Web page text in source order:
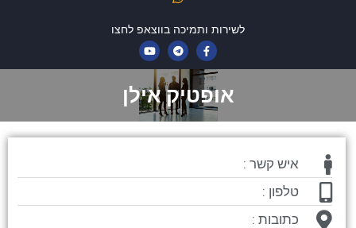
לשירות ותמיכה בווצאפ לחצו
אופטיק אילן
איש קשר :
טלפון :
כתובות :